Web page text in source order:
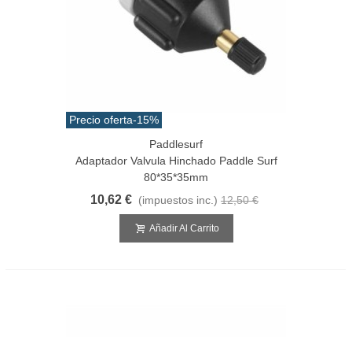
Precio oferta-15%
Paddlesurf
Adaptador Valvula Hinchado Paddle Surf
80*35*35mm
10,62 € (impuestos inc.) 12,50 €
Añadir Al Carrito